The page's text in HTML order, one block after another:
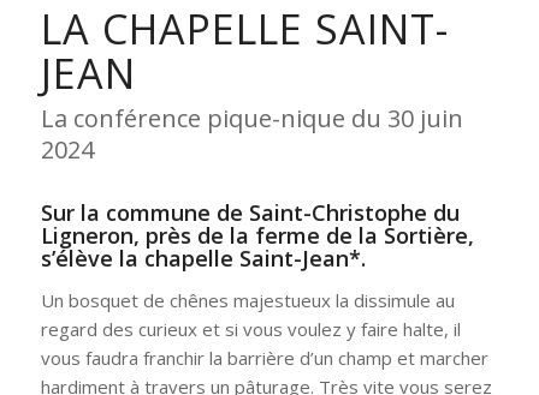
LA CHAPELLE SAINT-
JEAN
La conférence pique-nique du 30 juin
2024
Sur la commune de Saint-Christophe du
Ligneron, près de la ferme de la Sortière,
s’élève la chapelle Saint-Jean*.
Un bosquet de chênes majestueux la dissimule au
regard des curieux et si vous voulez y faire halte, il
vous faudra franchir la barrière d’un champ et marcher
hardiment à travers un pâturage. Très vite vous serez